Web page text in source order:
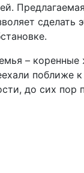
сделать
– коренные
поближе
до сих пор